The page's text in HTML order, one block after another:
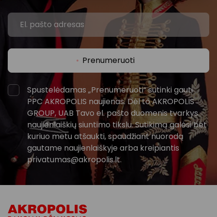
Prenumeruoti
Spustelėdamas „Prenumeruoti“ sutinki gauti
PPC AKROPOLIS naujienas. Dėl to AKROPOLIS
GROUP, UAB Tavo el. pašto duomenis tvarkys
naujienlaiškių siuntimo tikslu. Sutikimą galėsi bet
kuriuo metu atšaukti, spaudžiant nuorodą
gautame naujienlaiškyje arba kreipiantis
privatumas@akropolis.lt.